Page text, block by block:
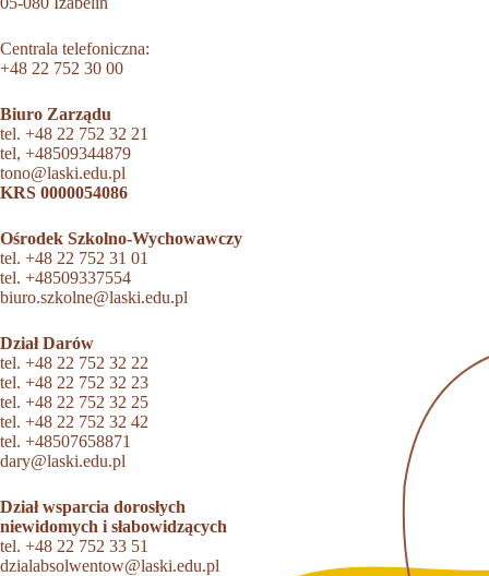
Centrala telefoniczna:
+48 22 752 30 00
Biuro Zarządu
tel. +48 22 752 32 21
tel, +48509344879
tono@laski.edu.pl
KRS 0000054086
Ośrodek Szkolno-Wychowawczy
tel. +48 22 752 31 01
tel. +48509337554
biuro.szkolne@laski.edu.pl
Dział Darów
tel. +48 22 752 32 22
tel. +48 22 752 32 23
tel. +48 22 752 32 25
tel. +48 22 752 32 42
tel. +48507658871
dary@laski.edu.pl
Dział wsparcia dorosłych
niewidomych i słabowidzących
tel. +48 22 752 33 51
dzialabsolwentow@laski.edu.pl